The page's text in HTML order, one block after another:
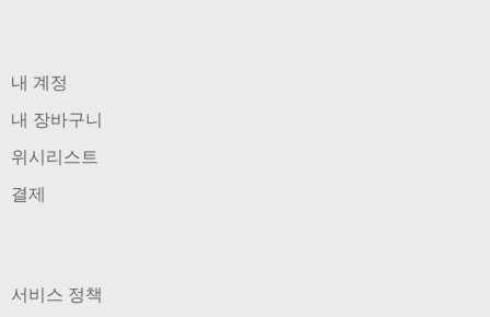
내 계정
내 장바구니
위시리스트
결제
서비스 정책